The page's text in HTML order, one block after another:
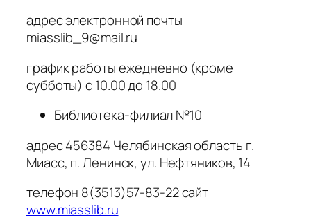
адрес электронной почты
miasslib_9@mail.ru
график работы ежедневно (кроме
субботы) с 10.00 до 18.00
Библиотека-филиал №10
адрес 456384 Челябинская область г.
Миасс, п. Ленинск, ул. Нефтяников, 14
телефон 8(3513)57-83-22 сайт
www.miasslib.ru